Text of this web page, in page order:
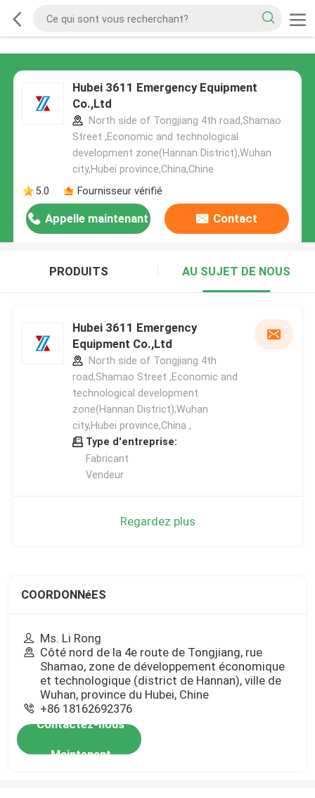
Hubei 3611 Emergency Equipment
Co.,Ltd
North side of Tongjiang 4th road,Shamao
Street ,Economic and technological
development zone(Hannan District),Wuhan
city,Hubei province,China,Chine
5.0
Fournisseur vérifié
Appelle maintenant Contact
PRODUITS AU SUJET DE NOUS
Hubei 3611 Emergency
Equipment Co.,Ltd
North side of Tongjiang 4th
road,Shamao Street ,Economic and
technological development
zone(Hannan District),Wuhan
city,Hubei province,China ,
Type d'entreprise:
Fabricant
Vendeur
Regardez plus
COORDONNéES
Ms. Li Rong
Côté nord de la 4e route de Tongjiang, rue
Shamao, zone de développement économique
et technologique (district de Hannan), ville de
Wuhan, province du Hubei, Chine
+86 18162692376
Contactez-nous
Maintenant